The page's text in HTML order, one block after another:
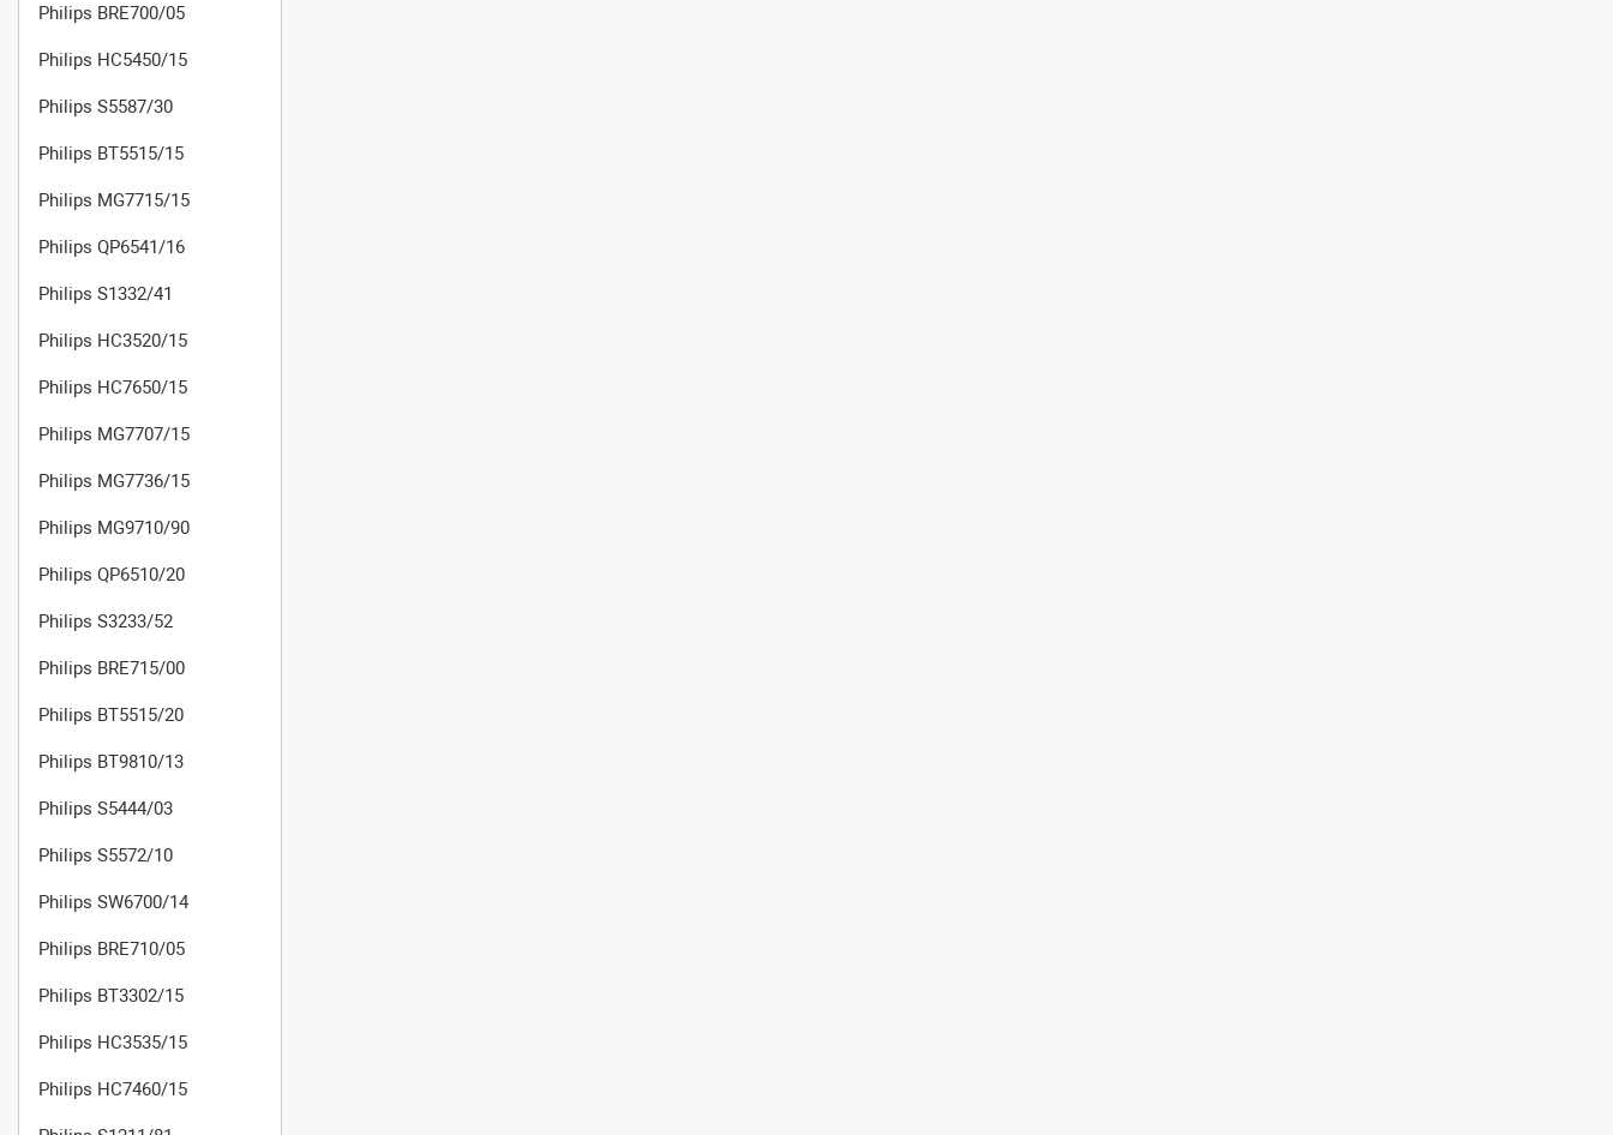
Philips BRE700/05
Philips HC5450/15
Philips S5587/30
Philips BT5515/15
Philips MG7715/15
Philips QP6541/16
Philips S1332/41
Philips HC3520/15
Philips HC7650/15
Philips MG7707/15
Philips MG7736/15
Philips MG9710/90
Philips QP6510/20
Philips S3233/52
Philips BRE715/00
Philips BT5515/20
Philips BT9810/13
Philips S5444/03
Philips S5572/10
Philips SW6700/14
Philips BRE710/05
Philips BT3302/15
Philips HC3535/15
Philips HC7460/15